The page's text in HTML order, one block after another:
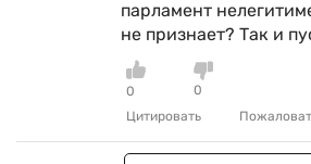
парламент
не признает? Так и
0
0
Цитировать